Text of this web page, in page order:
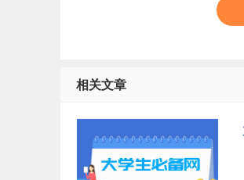
相关文章